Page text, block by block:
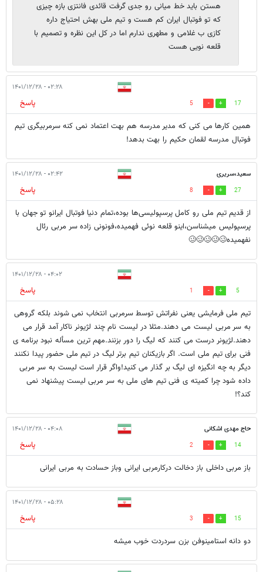
هستن باید خط میانی رو جدی گرفت قائدی فانتزی بازه چیزی
که تو فوتبال ایران کم هست و تیم ملی بهش احتیاج داره
کازی ب غلامی و مطهری ندارم اما در کل این نظره و تصمیم با
قلعه نویی هست
۰۲:۲۸ - ۱۴۰۱/۱۲/۲۸
17
5
پاسخ
همین کارها می کنی که مدیر مدرسه هم بهت اعتماد نمی کنه سرمربیگری تیم
فوتبال مدرسه لقمان حکیم را بهت بدهد!
سعید،سریری ۰۲:۴۲ - ۱۴۰۱/۱۲/۲۸
27
8
پاسخ
از قدیم تیم ملی رو کامل پرسپولیسی‌ها بوده،تمام دنیا فوتبال ایرانو تو جهان با
پرسپولیس میشناسن،اینو قلعه نوئی فهمیده،فونونی زاده سر مربی رئال
نفهمیده🥴🥴🥴🥴🥴
۰۴:۰۲ - ۱۴۰۱/۱۲/۲۸
5
1
پاسخ
تیم ملی فرمایشی یعنی نفراتش توسط سرمربی انتخاب نمی شوند بلکه گروهی
به سر مربی لیست می دهند.مثلا در لیست نام چند لژیونر ناکار آمد قرار می
دهند.لژیونر درست می کنند که لیگ را دور بزنند.مهم ترین مسأله نبود برنامه ی
فنی برای تیم ملی است. اگر بازیکنان تیم برتر لیگ در تیم ملی حضور پیدا نکنند
دیگر به چه انگیزه ای لیگ بر گذار می کنید!واگر قرار است لیست به سر مربی
داده شود چرا کمیته ی فنی تیم های ملی به سر مربی لیست پیشنهاد نمی
کند؟!
حاج مهدی اشکانی ۰۴:۰۸ - ۱۴۰۱/۱۲/۲۸
14
2
پاسخ
باز مربی داخلی باز دخالت درکارمربی ایرانی وباز حسادت به مربی ایرانی
۰۵:۲۸ - ۱۴۰۱/۱۲/۲۸
15
3
پاسخ
دو دانه استامینوفن بزن سردردت خوب میشه